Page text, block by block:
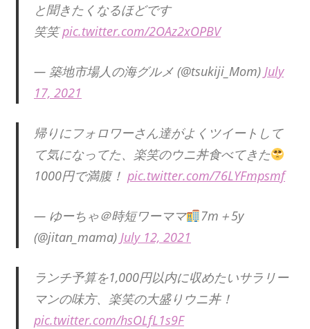
と聞きたくなるほどです
笑笑pic.twitter.com/2OAz2xOPBV
— 築地市場人の海グルメ (@tsukiji_Mom) July
17, 2021
帰りにフォロワーさん達がよくツイートして
て気になってた、楽笑のウニ丼食べてきた
1000円で満腹！ pic.twitter.com/76LYFmpsmf
— ゆーちゃ＠時短ワーママ
7m＋5y
(@jitan_mama) July 12, 2021
ランチ予算を1,000円以内に収めたいサラリー
マンの味方、楽笑の大盛りウニ丼！
pic.twitter.com/hsOLfL1s9F